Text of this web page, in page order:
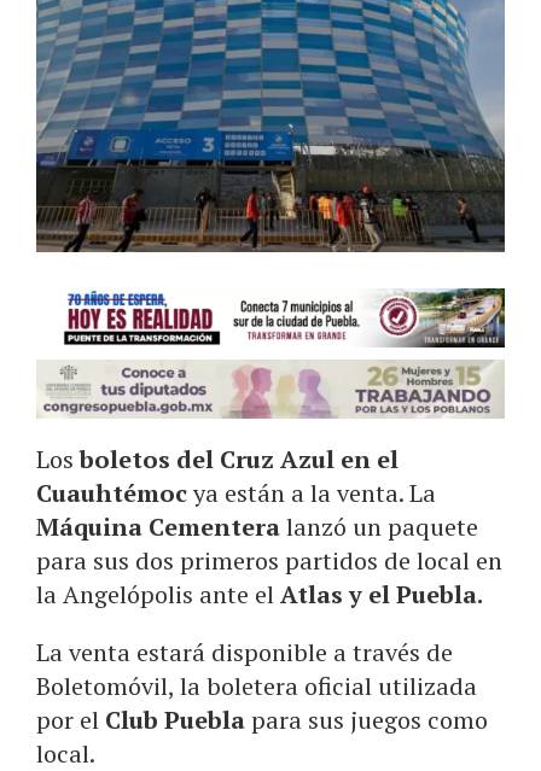
Losboletos del Cruz Azul en el
Cuauhtémocya están a la venta. La
Máquina Cementeralanzó un paquete
para sus dos primeros partidos de local en
la Angelópolis ante elAtlas y el Puebla.
La venta estará disponible a través de
Boletomóvil, la boletera oficial utilizada
por el Club Pueblapara sus juegos como
local.